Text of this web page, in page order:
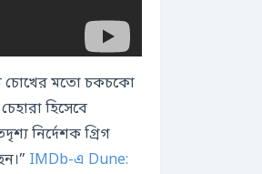
এর চোখের মতো চকচকো
হিসেবে
নির্দেশক গ্রিগ
IMDb-এ Dune: